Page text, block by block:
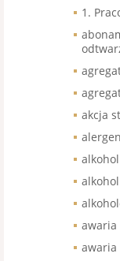
1.
akcja
awaria
awaria